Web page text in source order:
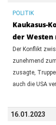
POLITIK
Kaukasus-
der
Der Konflikt
zunehmend
zusagte,
auch die USA
16.01.2023